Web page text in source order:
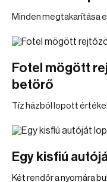
Minden megtakarítása
Fotel mögött
betörő
Tíz házból lopott
Egy kisfiú
Két rendőr a nyomára